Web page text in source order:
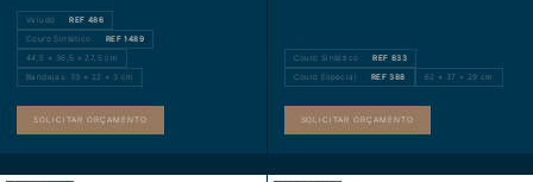
Veludo ·REF 486
Couro Sintético · REF 1489
44,5 × 36,5 × 27,5 cm
Bandejas: 33 × 22 × 3 cm
SOLICITAR ORÇAMENTO
Couro Sintético ·REF 833
Couro Especial · REF 388 62 × 37 × 29 cm
SOLICITAR ORÇAMENTO